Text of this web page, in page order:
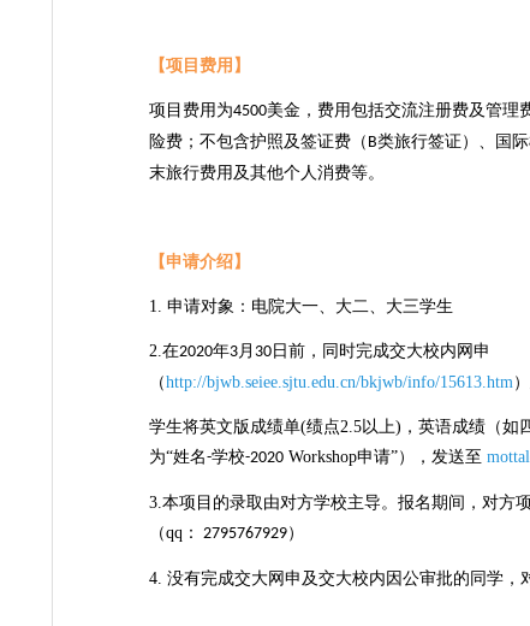
【项目费用】
项目费用为4500美金，费用包括交流注册费及管理
险费；不包含护照及签证费（ B类旅行签证）、国
末旅行费用及其他个人消费等。
【申请介绍】
1.申请对象：电院大一、 大二、大三学生
2.在2020年3月 30 日前，同时完成交大校内网申
（http://bjwb.seiee.sjtu.edu.cn/bkjwb/info/15613.htm
学生将英文版成绩单(绩点2.5以上) ，英语成绩（如
为“姓名-学校-2020 Workshop申请”），发送至
3.本项目的录取由对方学校主导。报名期间，对方
（qq ： 2795767929）
4.没有完成交大网申及交大校内因公审批的同学，